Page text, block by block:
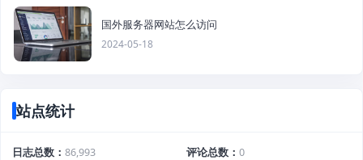
国外服务器网站怎么访问
2024-05-18
站点统计
日志总数 86,993 评论总数
0